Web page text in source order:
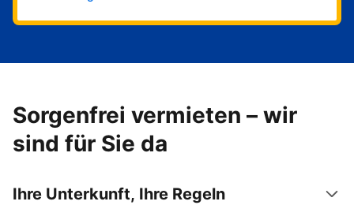
Sorgenfrei vermieten – wir
sind für Sie da
Ihre Unterkunft, Ihre Regeln